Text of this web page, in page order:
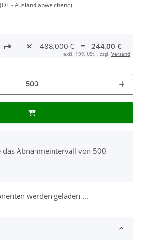
(DE - Ausland abweichend)
488.000 € = 244.00 €
exkl. 19% USt. , zzgl. Versand
das Abnahmeintervall von 500
werden geladen ...